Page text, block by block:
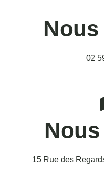
02
15 Rue des